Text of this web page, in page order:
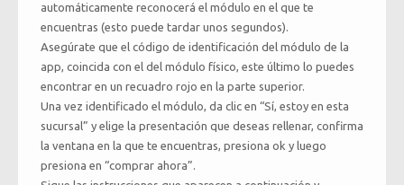
automáticamente reconocerá el módulo en el que te
encuentras (esto puede tardar unos segundos).
Asegúrate que el código de identificación del módulo de la
app, coincida con el del módulo físico, este último lo puedes
encontrar en un recuadro rojo en la parte superior.
Una vez identificado el módulo, da clic en “Sí, estoy en esta
sucursal” y elige la presentación que deseas rellenar, confirma
la ventana en la que te encuentras, presiona ok y luego
presiona en “comprar ahora”.